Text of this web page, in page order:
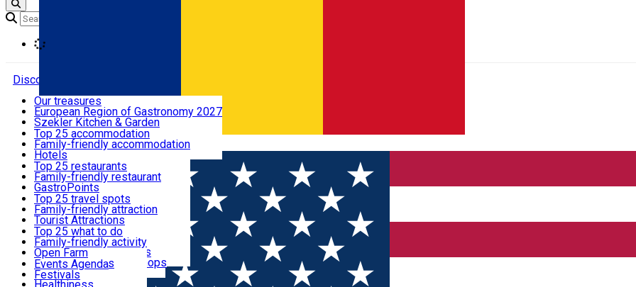
Română
Discover
Where to sleep
What to eat & drink
What to see
What to do
Events
Useful info
Our treasures
European Region of Gastronomy 2027
Szekler Kitchen & Garden
Audio Guide
Legendary Harghita
Try it
Top 25 accommodation
Family-friendly accommodation
Hotels
Motels
Guesthouses
Hostels
Vilas
Cottages
Apartments
Rooms for rent
Camping
Glamping
All accommodation
Top 25 restaurants
Family-friendly restaurant
GastroPoints
Szekler Product
Mountain product
Restaurants, Pizza Places
Fast Food
Coffee Places
Confectionery, Creperie
Ice Cream Shop
All restaurants
Top 25 travel spots
Family-friendly attraction
Tourist Attractions
Culture
Sacred
Traditions and Customs
Demonstration Workshops
Top 25 what to do
Family-friendly activity
Open Farm
Thematic routes
Wildlife
Events Agenda
Festivals